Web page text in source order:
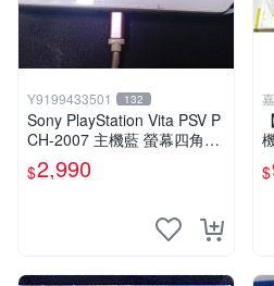
Y9199433501 132
Sony PlayStation Vita PSV P
CH-2007 主機藍 螢幕四角略
暗 可安裝遊戲 系統3.74書
$2,990 $